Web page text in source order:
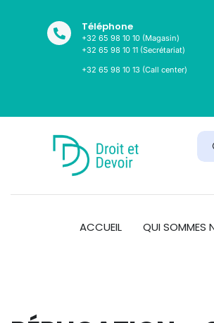
Téléphone
+32 65 98 10 10 (Magasin)
+32 65 98 10 11 (Secrétariat)
+32 65 98 10 13 (Call center)
ACCUEIL QUI SOMMES